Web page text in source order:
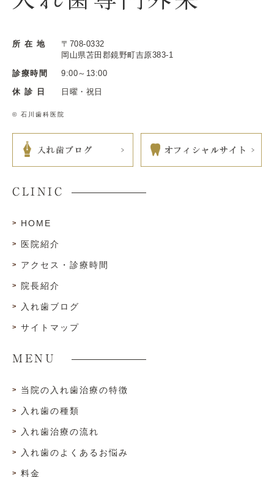
所 在 地
〒708-0332
岡山県苫田郡鏡野町吉原383-1
診療時間
9:00～13:00
休 診 日
日曜・祝日
© 石川歯科医院
CLINIC
HOME
医院紹介
アクセス・診療時間
院長紹介
入れ歯ブログ
サイトマップ
MENU
当院の入れ歯治療の特徴
入れ歯の種類
入れ歯治療の流れ
入れ歯のよくあるお悩み
料金